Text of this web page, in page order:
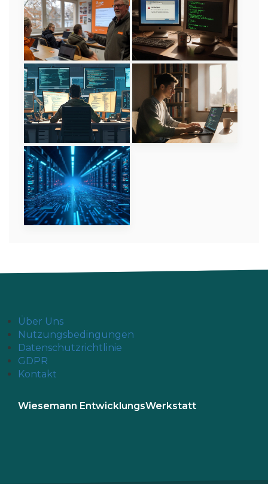
Über Uns
Nutzungsbedingungen
Datenschutzrichtlinie
GDPR
Kontakt
Wiesemann EntwicklungsWerkstatt